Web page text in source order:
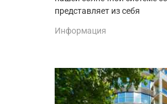
представляет из себя
Информация